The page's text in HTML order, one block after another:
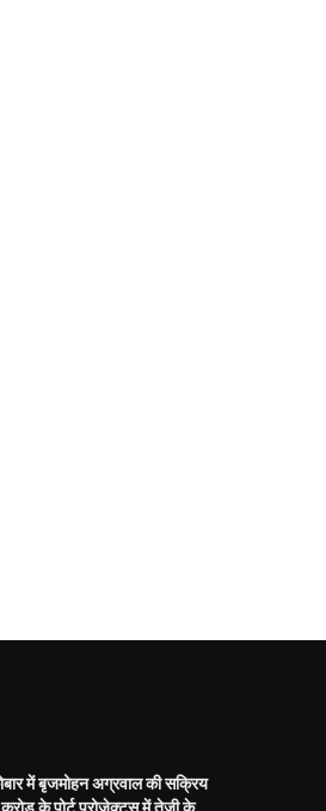
में बृजमोहन अग्रवाल की सक्रिय
के पोर्ट प्रोजेक्ट्स में तेजी के